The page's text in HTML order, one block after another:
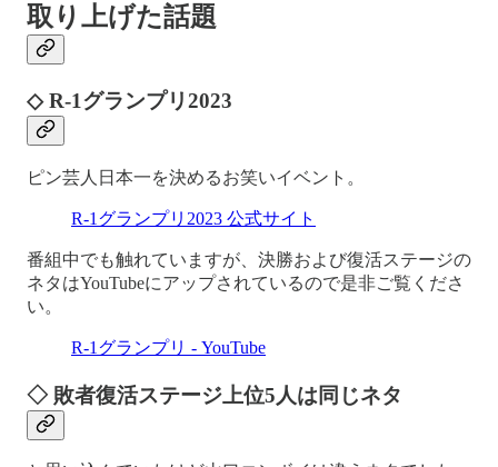
取り上げた話題
◇ R-1グランプリ2023
ピン芸人日本一を決めるお笑いイベント。
R-1グランプリ2023 公式サイト
番組中でも触れていますが、決勝および復活ステージの
ネタはYouTubeにアップされているので是非ご覧くださ
い。
R-1グランプリ - YouTube
◇ 敗者復活ステージ上位5人は同じネタ